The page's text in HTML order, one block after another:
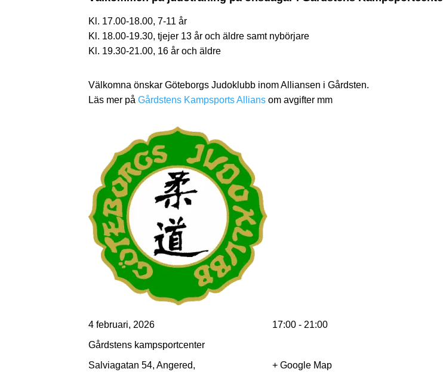
Kl. 17.00-18.00, 7-11 år
Kl. 18.00-19.30, tjejer 13 år och äldre samt nybörjare
Kl. 19.30-21.00, 16 år och äldre
Välkomna önskar Göteborgs Judoklubb inom Alliansen i Gårdsten.
Läs mer på Gårdstens Kampsports Allians om avgifter mm
4 februari, 2026
17:00 - 21:00
Gårdstens kampsportcenter
Salviagatan 54, Angered,
+ Google Map